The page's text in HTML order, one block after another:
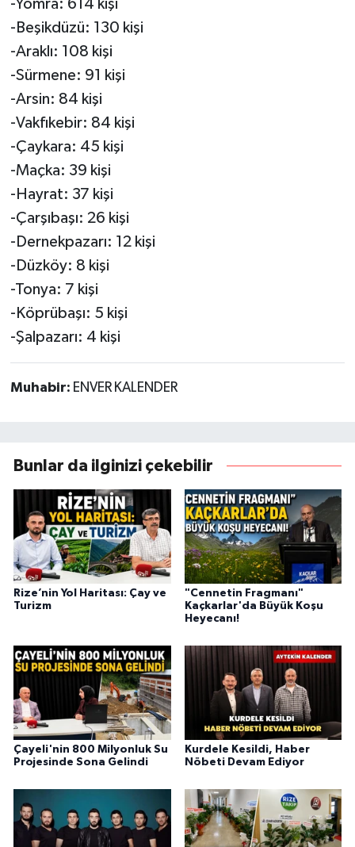
-Yomra: 614 kişi
-Beşikdüzü: 130 kişi
-Araklı: 108 kişi
-Sürmene: 91 kişi
-Arsin: 84 kişi
-Vakfıkebir: 84 kişi
-Çaykara: 45 kişi
-Maçka: 39 kişi
-Hayrat: 37 kişi
-Çarşıbaşı: 26 kişi
-Dernekpazarı: 12 kişi
-Düzköy: 8 kişi
-Tonya: 7 kişi
-Köprübaşı: 5 kişi
-Şalpazarı: 4 kişi
Muhabir: ENVER KALENDER
Bunlar da ilginizi çekebilir
Rize’nin Yol Haritası: Çay ve
Turizm
"Cennetin Fragmanı"
Kaçkarlar'da Büyük Koşu
Heyecanı!
Çayeli'nin 800 Milyonluk Su
Projesinde Sona Gelindi
Kurdele Kesildi, Haber
Nöbeti Devam Ediyor